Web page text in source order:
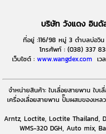
บริษัท วังแดง อิน
ที่อยู่ :116/98 หมู่ 3 ตำบลบ่อวิ
โทรศัพท์ : (038) 337
เว็บไซต์ : www.wangdex.com เว
จำหน่ายสินค้า: ใบเลื่อยสายพาน ใบ
เครื่องเลื่อยสายพาน ปั๊มผสมของเหล
Arntz, Loctite, Loctite Thailand,
WMS-320 DGH, Auto mix,